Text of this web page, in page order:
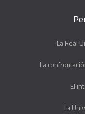
La Real
La
El
La